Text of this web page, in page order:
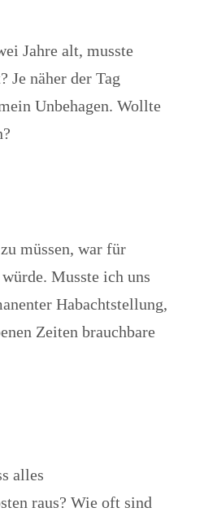
Jahre alt, musste
Je näher der Tag
Unbehagen. Wollte
müssen, war für
Musste ich uns
Habachtstellung,
Zeiten brauchbare
alles
raus? Wie oft sind